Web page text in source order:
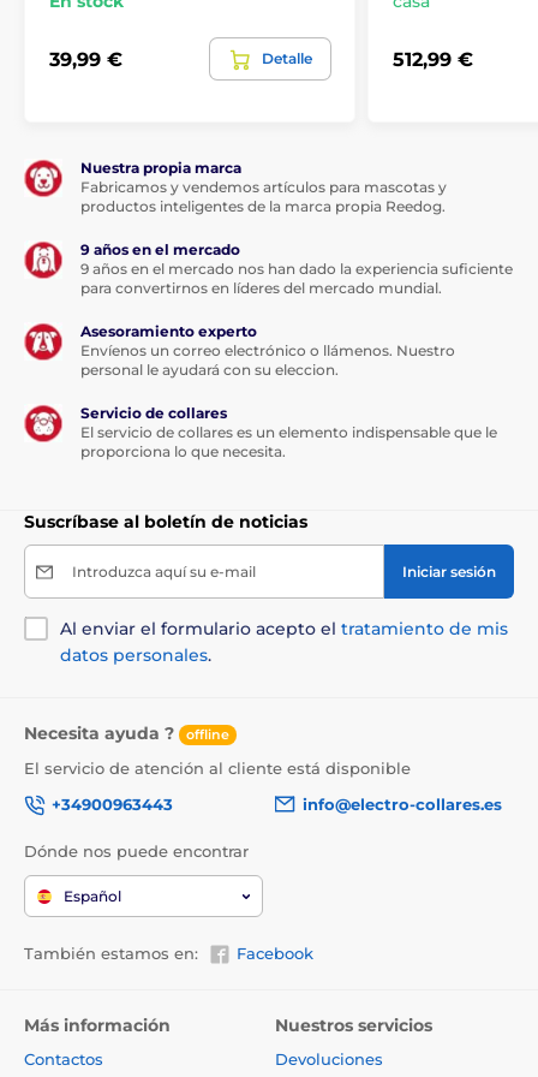
grado de protección IPX1.
que es ajustable y cómodo. Su cachorro
no se sentirá incómodo llevándolo. Puede
ajustar fácilmente el collar según sus necesidades.
cm.
Peso y dimensiones
La radio mide 5 cm de ancho, 13 cm de
profundidad, y pesa 57 g. El receptor mide
4 cm de ancho, 6,5 cm de alto y 3,8 cm de
Las especificaciones técnicas pueden cambiar sin
El producto aparece en las categorías
De 301 a 600 metros
Vibración Sonido
Poco resistente al agua
Para perros de tamaño mediano
Para perros grandes
39,99 € Detalle 512,99 €
Nuestra propia marca
Fabricamos y vendemos artículos para mascotas y
productos inteligentes de la marca propia Reedog.
9 años en el mercado
9 años en el mercado nos han dado la experiencia suficiente
para convertirnos en líderes del mercado mundial.
Asesoramiento experto
Envíenos un correo electrónico o llámenos. Nuestro
personal le ayudará con su eleccion.
Servicio de collares
El servicio de collares es un elemento indispensable que le
proporciona lo que necesita.
Suscríbase al boletín de noticias
Introduzca aquí su e-mail Iniciar sesión
Al enviar el formulario acepto el tratamiento de mis
datos personales.
Necesita ayuda ? offline
El servicio de atención al cliente está disponible
+34900963443
info@electro-collares.es
Dónde nos puede encontrar
Español
También estamos en: Facebook
Más información
Contactos
Nuestros servicios
Devoluciones